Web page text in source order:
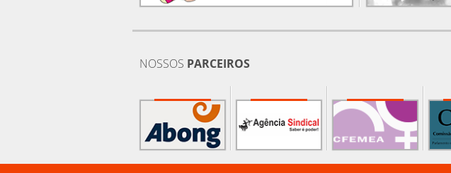
NOSSOS PARCEIROS